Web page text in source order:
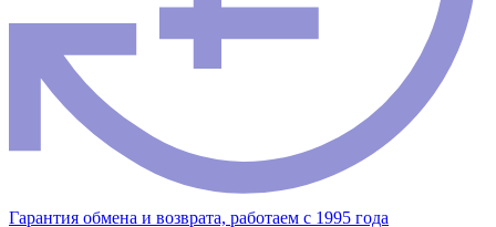
Гарантия обмена и возврата, работаем с 1995 года